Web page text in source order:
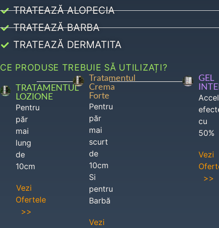
TRATEAZĂ ALOPECIA
TRATEAZĂ BARBA
TRATEAZĂ DERMATITA
CE PRODUSE TREBUIE SĂ UTILIZAȚI?
TRATAMENTUL
LOZIONE
Pentru
păr
mai
lung
de
10cm
Vezi
Ofertele
>>
Tratamentul
Crema
Forte
Pentru
păr
mai
scurt
de
10cm
Si
pentru
Barbă
Vezi
GEL
cu
50%
Vezi
>>